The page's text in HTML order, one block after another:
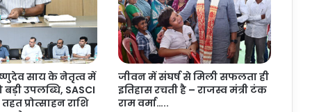
ली
की
ओ
र
:
मु
ख्य
मं
साय के नेतृत्व में
उपलब्धि, SASCI
प्रोत्साहन राशि
जीवन में संघर्ष से मिली सफलता ही
इतिहास रचती है – राजस्व मंत्री टंक
राम वर्मा…..